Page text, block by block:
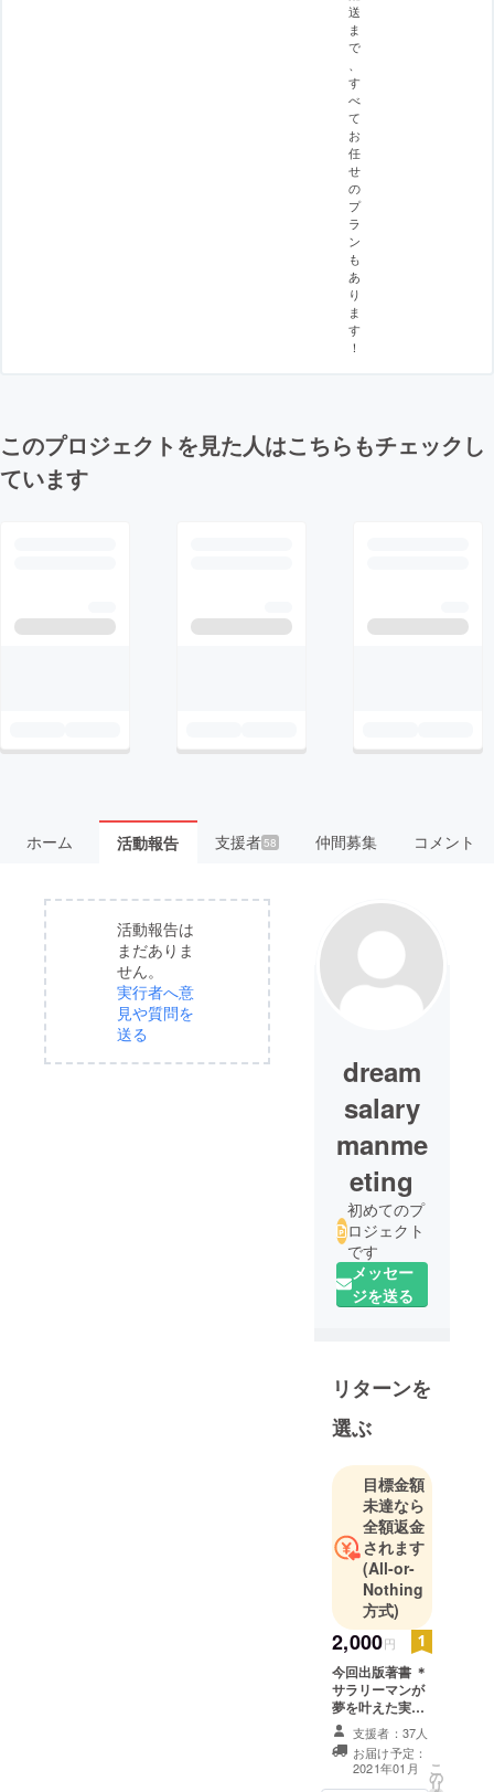
送
ま
で
す
べ
て
お
任
せ
の
プ
ラ
ン
も
あ
り
ま
す
！
このプロジェクトを見た人はこちらもチェックし
ています
ホーム 活動報告 支援者58 仲間募集 コメント
活動報告は
まだありま
せん。
実行者へ意
見や質問を
送る
dream
salary
manme
eting
初めてのプ
ロジェクト
です
メッセー
ジを送る
リターンを
選ぶ
目標金額
未達なら
全額返金
されます
(All-or-
Nothing
方式)
2,000円
今回出版著書 ＊
サラリーマンが
夢を叶えた実話
とそのノウハウ
が詰まった書籍
です。
支援者：37人
お届け予定：
2021年01月
こ
の
リ